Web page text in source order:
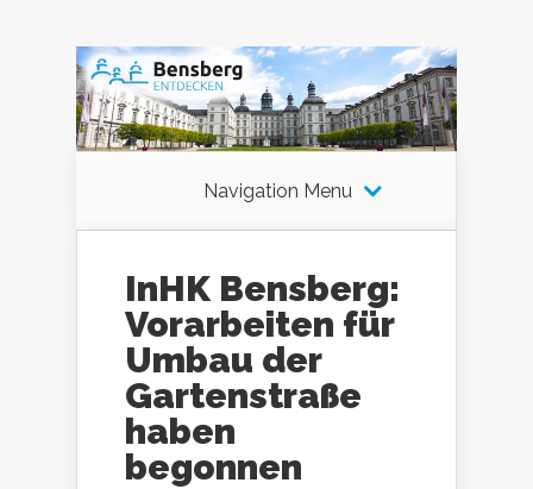
Navigation Menu
InHK Bensberg:
Vorarbeiten für
Umbau der
Gartenstraße
haben
begonnen